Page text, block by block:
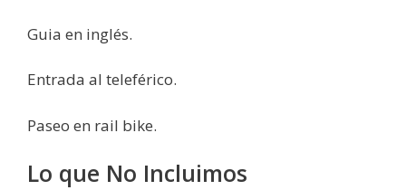
Guia en inglés.
Entrada al teleférico.
Paseo en rail bike.
Lo que No Incluimos